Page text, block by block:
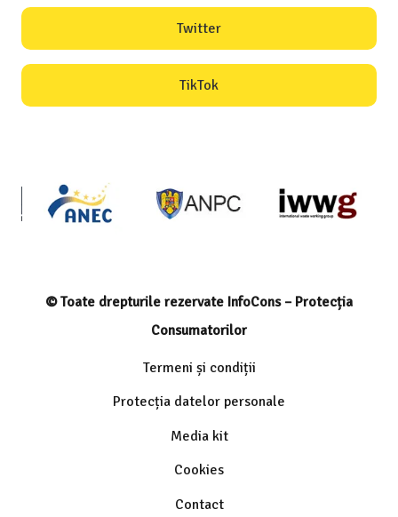
Twitter
TikTok
© Toate drepturile rezervate InfoCons – Protecția
Consumatorilor
Termeni și condiții
Protecția datelor personale
Media kit
Cookies
Contact